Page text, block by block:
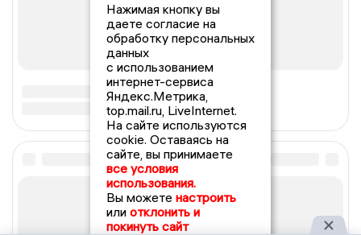
Нажимая кнопку вы
даете согласие на
обработку персональных
данных
с использованием
интернет-сервиса
Яндекс.Метрика,
top.mail.ru, LiveInternet.
На сайте используются
cookie. Оставаясь на
сайте, вы принимаете
все условия
использования.
Вы можете настроить
или отклонить и
покинуть сайт